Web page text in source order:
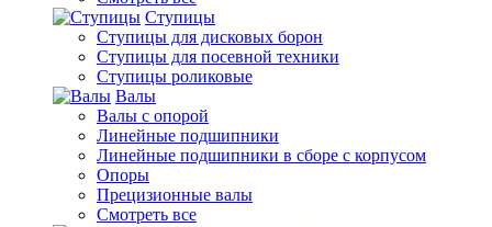
Ступицы
Ступицы для дисковых борон
Ступицы для посевной техники
Ступицы роликовые
Валы
Валы с опорой
Линейные подшипники
Линейные подшипники в сборе с корпусом
Опоры
Прецизионные валы
Смотреть все